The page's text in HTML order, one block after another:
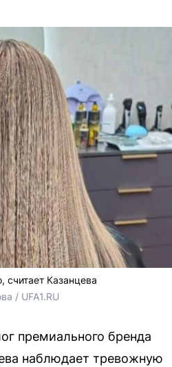
Казанцева
/ UFA1.RU
премиального бренда
наблюдает тревожную